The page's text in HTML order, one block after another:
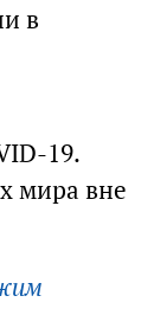
в
19.
мира вне